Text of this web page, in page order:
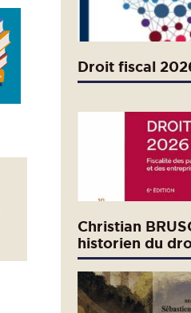
Droit fiscal
Christian
historien du